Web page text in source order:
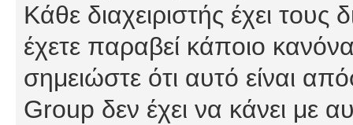
Κάθε διαχειριστής έχει
έχετε παραβεί κάποιο
σημειώστε ότι αυτό είναι
Group δεν έχει να κάνει με